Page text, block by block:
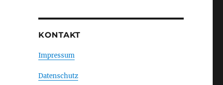
KONTAKT
Impressum
Datenschutz